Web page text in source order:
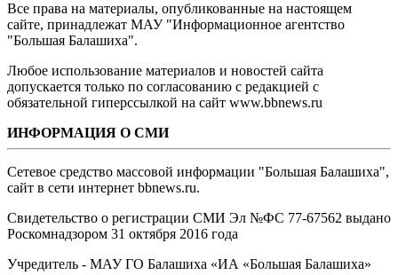
Все права на материалы, опубликованные на настоящем
сайте, принадлежат МАУ "Информационное агентство
"Большая Балашиха".
Любое использование материалов и новостей сайта
допускается только по согласованию с редакцией с
обязательной гиперссылкой на сайт www.bbnews.ru
ИНФОРМАЦИЯ О СМИ
Сетевое средство массовой информации "Большая Балашиха",
сайт в сети интернет bbnews.ru.
Свидетельство о регистрации СМИ Эл №ФС ‎77-67562 выдано
Роскомнадзором 31 октября 2016 года
Учредитель - МАУ ГО Балашиха «ИА «Большая Балашиха»